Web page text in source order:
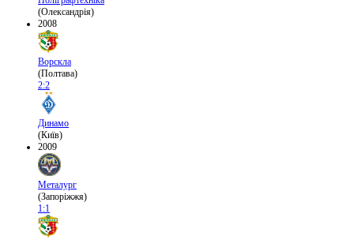
(Олександрія)
2008
Ворскла
(Полтава)
2:2
Динамо
(Київ)
2009
Металург
(Запоріжжя)
1:1